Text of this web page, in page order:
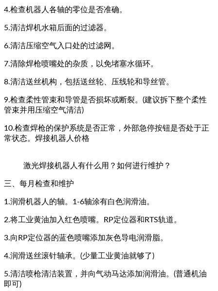
4.检查机器人各轴的零位是否准确。
5.清洁焊机水箱后面的过滤器。
6.清洁压缩空气入口处的过滤网。
7.清除焊枪喷嘴处的杂质，以免堵塞水循环。
8.清洁送丝机构，包括送丝轮、压线轮和导丝管。
9.检查柔性管束和导管是否损坏或断裂。(建议拆下整个柔性
管束并用压缩空气清洁)
10.检查焊枪的保护系统是否正常，外部急停按钮是否处于正
常状态。焊接机器人价格
激光焊接机器人有什么用？如何进行维护？
三、每月检查和维护
1.润滑机器人的轴。1-6轴涂有白色润滑油。
2.将工业黄油加入红色喷嘴。RP定位器和RTS轨道。
3.向RP定位器的蓝色喷嘴添加灰色导电润滑脂。
4.润滑送丝滚针轴承。(少量工业黄油就够了)
5.清洁喷枪清洁装置，并向气动马达添加润滑油。(普通机油
即可)